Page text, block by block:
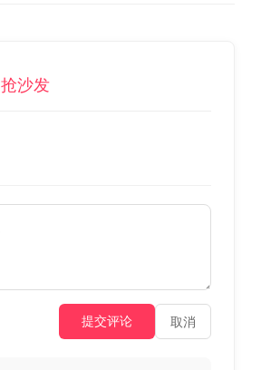
抢沙发
提交评论 取消